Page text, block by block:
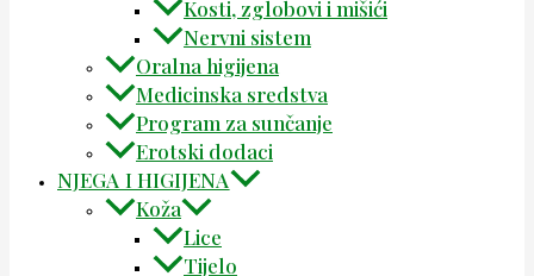
Kosti, zglobovi i mišići
Nervni sistem
Oralna higijena
Medicinska sredstva
Program za sunčanje
Erotski dodaci
NJEGA I HIGIJENA
Koža
Lice
Tijelo